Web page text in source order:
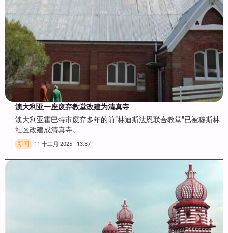
澳大利亚一座废弃教堂改建为清真寺
澳大利亚霍巴特市废弃多年的前“林迪斯法恩联合教堂”已被穆斯林
社区改建成清真寺。
新闻 11 十二月 2025 - 13:37